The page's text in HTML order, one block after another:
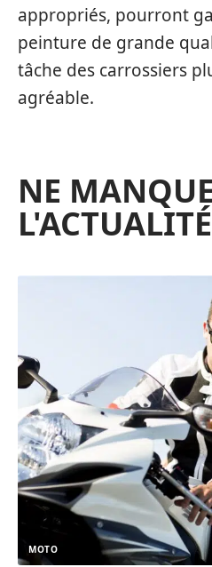
appropriés, pourront
peinture de grande
tâche des carrossiers
agréable.
NE
L'ACTUALITÉ
MOTO